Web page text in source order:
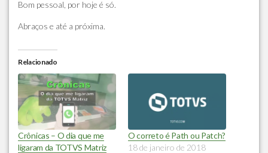
Bom pessoal, por hoje é só.
Abraços e até a próxima.
Relacionado
Crônicas – O dia que me
ligaram da TOTVS Matriz
O correto é Path ou Patch?
18 de janeiro de 2018